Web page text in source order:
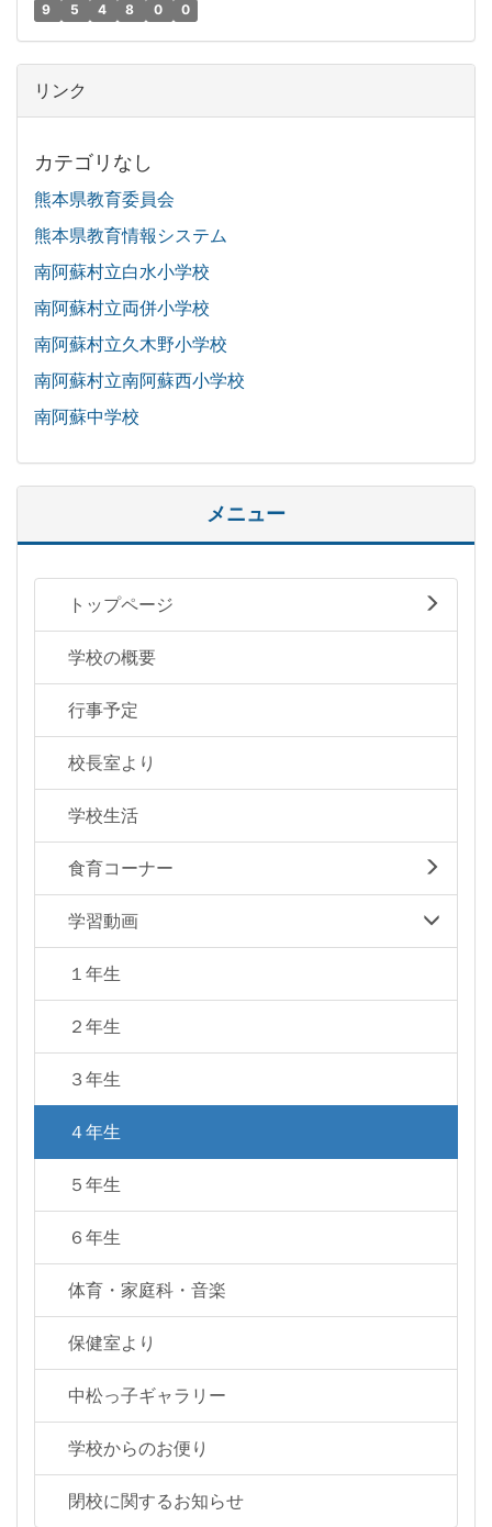
9 5 4 8 0 0
リンク
カテゴリなし
熊本県教育委員会
熊本県教育情報システム
南阿蘇村立白水小学校
南阿蘇村立両併小学校
南阿蘇村立久木野小学校
南阿蘇村立南阿蘇西小学校
南阿蘇中学校
メニュー
トップページ
学校の概要
行事予定
校長室より
学校生活
食育コーナー
学習動画
１年生
２年生
３年生
４年生
５年生
６年生
体育・家庭科・音楽
保健室より
中松っ子ギャラリー
学校からのお便り
閉校に関するお知らせ